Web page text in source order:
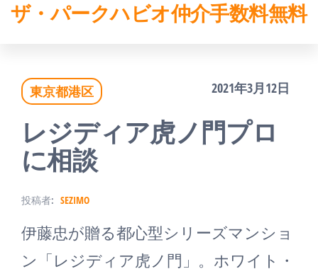
コザ・パークハビオ仲介手数料無料
東京都港区 2021年3月12日
レジディア虎ノ門プロ
に相談
投稿者: SEZIMO
伊藤忠が贈る都心型シリーズマンショ
ン「レジディア虎ノ門」。ホワイト・